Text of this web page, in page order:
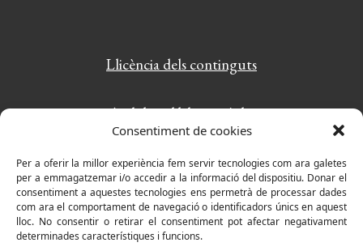
Consentiment de cookies
Per a oferir la millor experiència fem servir tecnologies com ara galetes
per a emmagatzemar i/o accedir a la informació del dispositiu. Donar el
consentiment a aquestes tecnologies ens permetrà de processar dades
com ara el comportament de navegació o identificadors únics en aquest
lloc. No consentir o retirar el consentiment pot afectar negativament
determinades característiques i funcions.
Llicència dels continguts
Amb la col·laboració de:
PlayWordy: el joc de paraules més divertit